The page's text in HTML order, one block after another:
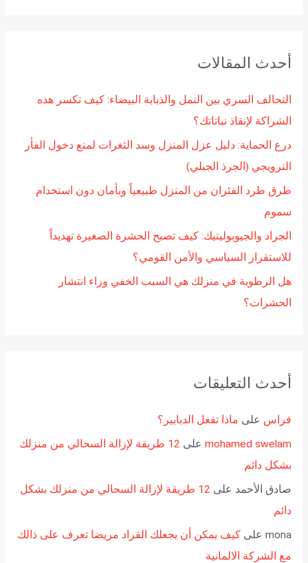
ثأحدث المقالات
التحالف السري بين النمل والذبابة البيضاء: كيف تكسر هذه
الشراكة لإنقاذ نباتاتك؟
درع الحماية: دليل عزل المنزل وسد الثغرات لمنع دخول الفأر
النرويجي (الجرذ الجبلي)
طرق طرد الفئران من المنزل طبيعياً وبأمان دون استخدام
سموم
الجراد والجيوبوليتيك: كيف تصبح الحشرة الصغيرة تهديداً
للاستقرار السياسي والأمن القومي؟
هل الرطوبة في منزلك هي السبب الخفي وراء انتشار
الحشرات؟
أحدث التعليقات
فراس على ماذا تفعل الدبابير؟
mohamed swelamعلى
12 طريقة لإزالة السحالي من منزلك
بشكل دائم
صادق الأحمد على
12 طريقة لإزالة السحالي من منزلك بشكل
دائم
monaعلى كيف يمكن أن يجعلك القراد مريضا تعرف على ذالك
مع الشركة الالمانية